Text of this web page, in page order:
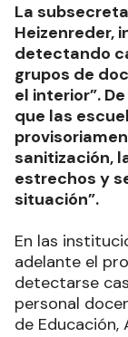
La
Heizenreder,
detectando
grupos de
el interior”.
que las
sanitización,
estrechos y
situación”.
En las
adelante el
detectarse
personal
de Educación,